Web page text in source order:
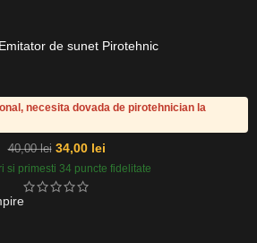
de sunet Pirotehnic
necesita dovada de pirotehnician la
40,00lei 34,00 lei
si primesti 34 puncte fidelitate